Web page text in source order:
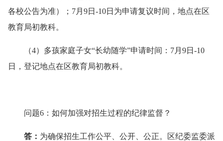
各校公告为准）；7月9日-10日为申请复议时间，地点在区
教育局初教科。
（4）多孩家庭子女“长幼随学”申请时间：7月9日-10
日，登记地点在区教育局初教科。
问题6 ：如何加强对招生过程的纪律监督？
答 ： 为确保招生工作公平、公开、公正。 区纪委监委派